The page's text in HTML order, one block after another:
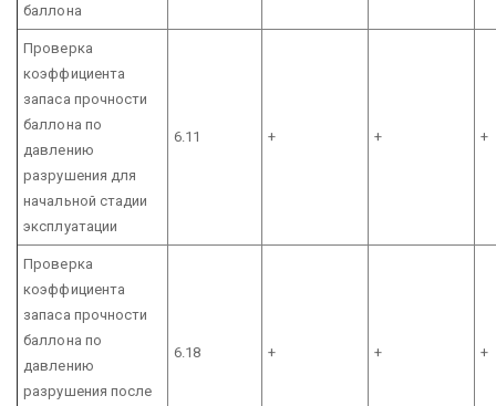
баллона
Проверка
коэффициента
запаса прочности
баллона по
давлению
разрушения для
начальной стадии
эксплуатации
6.11 + + +
Проверка
коэффициента
запаса прочности
баллона по
давлению
разрушения после
6.18 + + +